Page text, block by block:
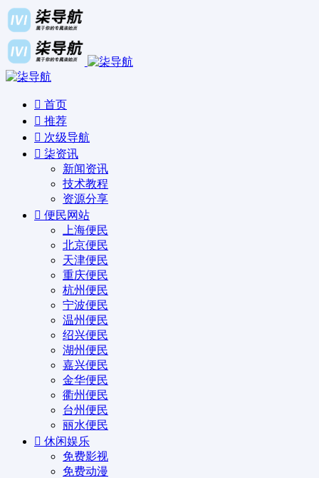
首页
推荐
次级导航
柒资讯
新闻资讯
技术教程
资源分享
便民网站
上海便民
北京便民
天津便民
重庆便民
杭州便民
宁波便民
温州便民
绍兴便民
湖州便民
嘉兴便民
金华便民
衢州便民
台州便民
丽水便民
休闲娱乐
免费影视
免费动漫